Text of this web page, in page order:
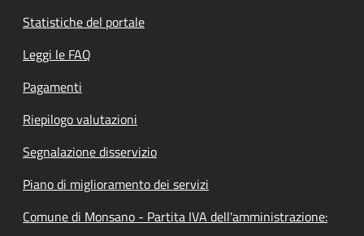
Statistiche del portale
Leggi le FAQ
Pagamenti
Riepilogo valutazioni
Segnalazione disservizio
Piano di miglioramento dei servizi
Comune di Monsano - Partita IVA dell'amministrazione: